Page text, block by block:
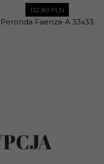
132, 80 PLN
Peronda Faenza-A 33x33